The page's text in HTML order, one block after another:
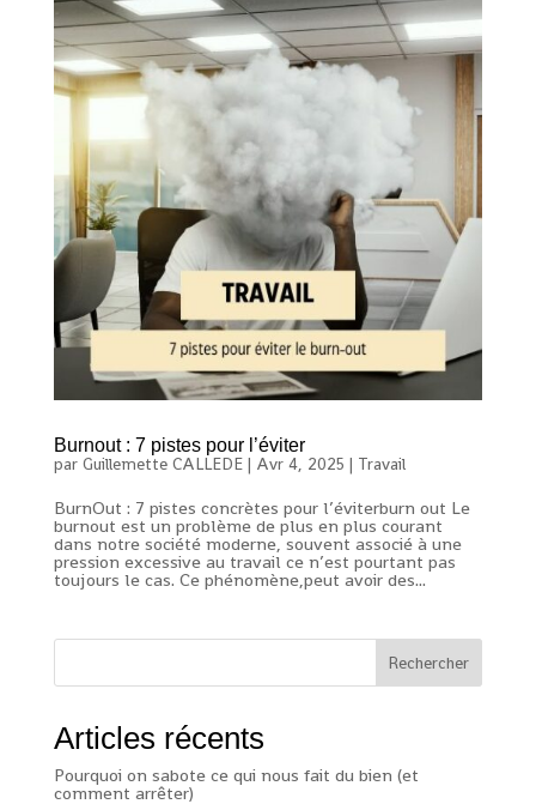
Burnout : 7 pistes pour l’éviter
par Guillemette CALLEDE| Avr 4, 2025 | Travail
BurnOut : 7 pistes concrètes pour l’éviterburn out Le
burnout est un problème de plus en plus courant
dans notre société moderne, souvent associé à une
pression excessive au travail ce n’est pourtant pas
toujours le cas. Ce phénomène,peut avoir des...
Rechercher
Articles récents
Pourquoi on sabote ce qui nous fait du bien (et
comment arrêter)